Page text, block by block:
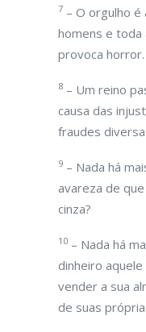
7 – O orgulho é
homens e toda
provoca horror.
8 – Um reino
causa das
fraudes
9 – Nada há
avareza de
cinza?
10 – Nada há
dinheiro
vender a sua
de suas